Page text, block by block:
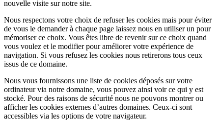
nouvelle visite sur notre site.
Nous respectons votre choix de refuser les cookies mais pour éviter
de vous le demander à chaque page laissez nous en utiliser un pour
mémoriser ce choix. Vous êtes libre de revenir sur ce choix quand
vous voulez et le modifier pour améliorer votre expérience de
navigation. Si vous refusez les cookies nous retirerons tous ceux
issus de ce domaine.
Nous vous fournissons une liste de cookies déposés sur votre
ordinateur via notre domaine, vous pouvez ainsi voir ce qui y est
stocké. Pour des raisons de sécurité nous ne pouvons montrer ou
afficher les cookies externes d’autres domaines. Ceux-ci sont
accessibles via les options de votre navigateur.